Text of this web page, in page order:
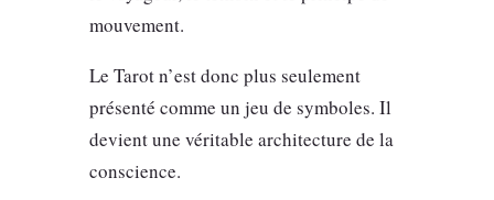
mouvement.
Le Tarot n’est donc plus seulement
présenté comme un jeu de symboles. Il
devient une véritable architecture de la
conscience.